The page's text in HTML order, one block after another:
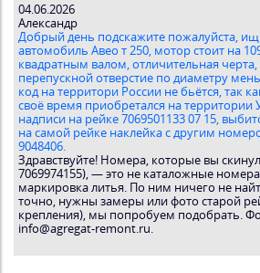
04.06.2026
Александр
Добрый день подскажите пожалуйста,
автомобиль Авео т 250, мотор стоит на
квадратным валом, отличительная черта,
перепускной отверстие по диаметру
код на территори России не бьётся, так
своё время приобретался на территории
надписи на рейке 7069501133 07 15,
на самой рейке наклейка с другим
9048406.
Здравствуйте! Номера, которые вы
7069974155), — это не каталожные
маркировка литья. По ним ничего не
точно, нужны замеры или фото старой
крепления), мы попробуем подобрать.
info@agregat-remont.ru.